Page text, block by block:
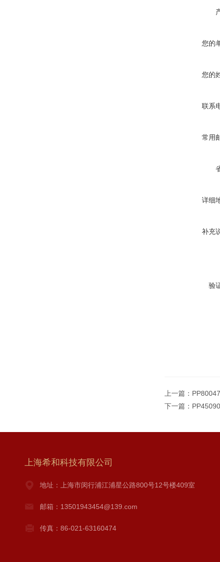
您的
您的
联系
常用
详细
补充
验
上一篇：
下一篇：
上海希和科技有限公司
地址：上海市闵行浦江浦星公路800号12号楼409室
邮箱：13501943454@139.com
传真：86-021-63160474